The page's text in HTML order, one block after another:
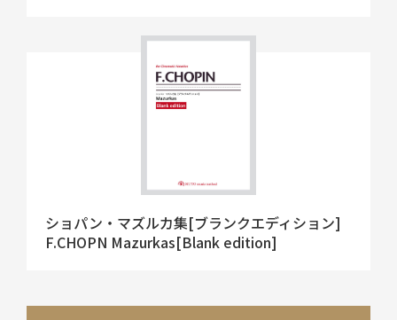
ショパン・マズルカ集[ブランクエディション]
F.CHOPN Mazurkas[Blank edition]